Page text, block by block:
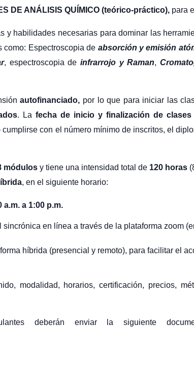
DE ANÁLISIS QUÍMICO (teórico-práctico), para el
y habilidades necesarias para dominar las
como: Espectroscopia de absorción y emisión
, espectroscopia deinfrarrojo y Raman,
autofinanciado, por lo que para iniciar las
. Lafecha de inicio y finalización de clases
cumplirse con el número mínimo de inscritos, el
módulos y tiene una intensidad total de 120 horas
, en el siguiente horario:
a.m. a 1:00 p.m.
en línea a través de la plataforma zoom
híbrida (presencial y remoto), para facilitar el
modalidad, horarios, certificación, precios,
deberán enviar la siguiente